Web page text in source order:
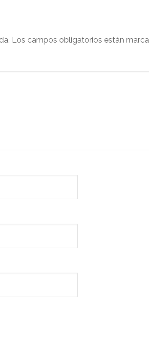
Los campos obligatorios están